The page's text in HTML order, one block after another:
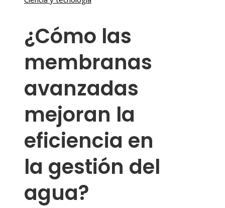
¿Cómo las
membranas
avanzadas
mejoran la
eficiencia en
la gestión del
agua?